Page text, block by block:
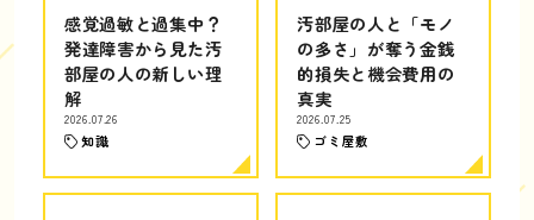
感覚過敏と過集中？
発達障害から見た汚
部屋の人の新しい理
解
2026.07.26
知識
汚部屋の人と「モノ
の多さ」が奪う金銭
的損失と機会費用の
真実
2026.07.25
ゴミ屋敷